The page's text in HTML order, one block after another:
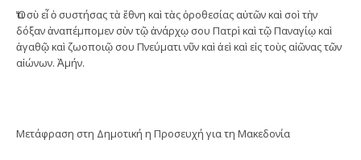
Ὅτι σὺ εἶ ὁ συστήσας τὰ ἔθνη καὶ τὰς ὁροθεσίας αὐτῶν καὶ σοὶ τὴν
δόξαν ἀναπέμπομεν σὺν τῷ ἀνάρχῳ σου Πατρὶ καὶ τῷ Παναγίῳ καὶ
ἀγαθῷ καὶ ζωοποιῷ σου Πνεύματι νῦν καὶ ἀεὶ καὶ εἰς τοὺς αἰῶνας τῶν
αἰώνων. Ἀμήν.
Μετάφραση στη Δημοτική η Προσευχή για τη Μακεδονία